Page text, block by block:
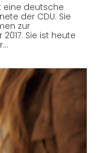
eine deutsche
der CDU. Sie
zur
Sie ist heute